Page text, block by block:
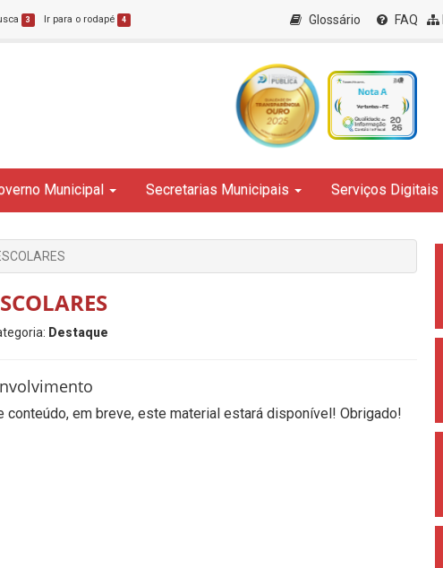
3 Ir para o rodapé 4 Glossário FAQ
Municipal Secretarias Municipais Serviços Digitais
Destaque
conteúdo, em breve, este material estará disponível! Obrigado!